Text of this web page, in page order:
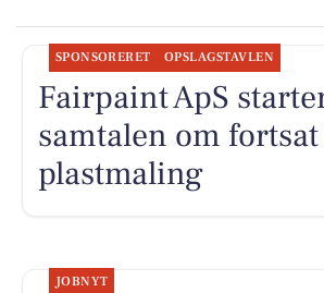
SPONSORERET OPSLAGSTAVLEN
Fairpaint ApS
samtalen om
plastmaling
JOBNYT